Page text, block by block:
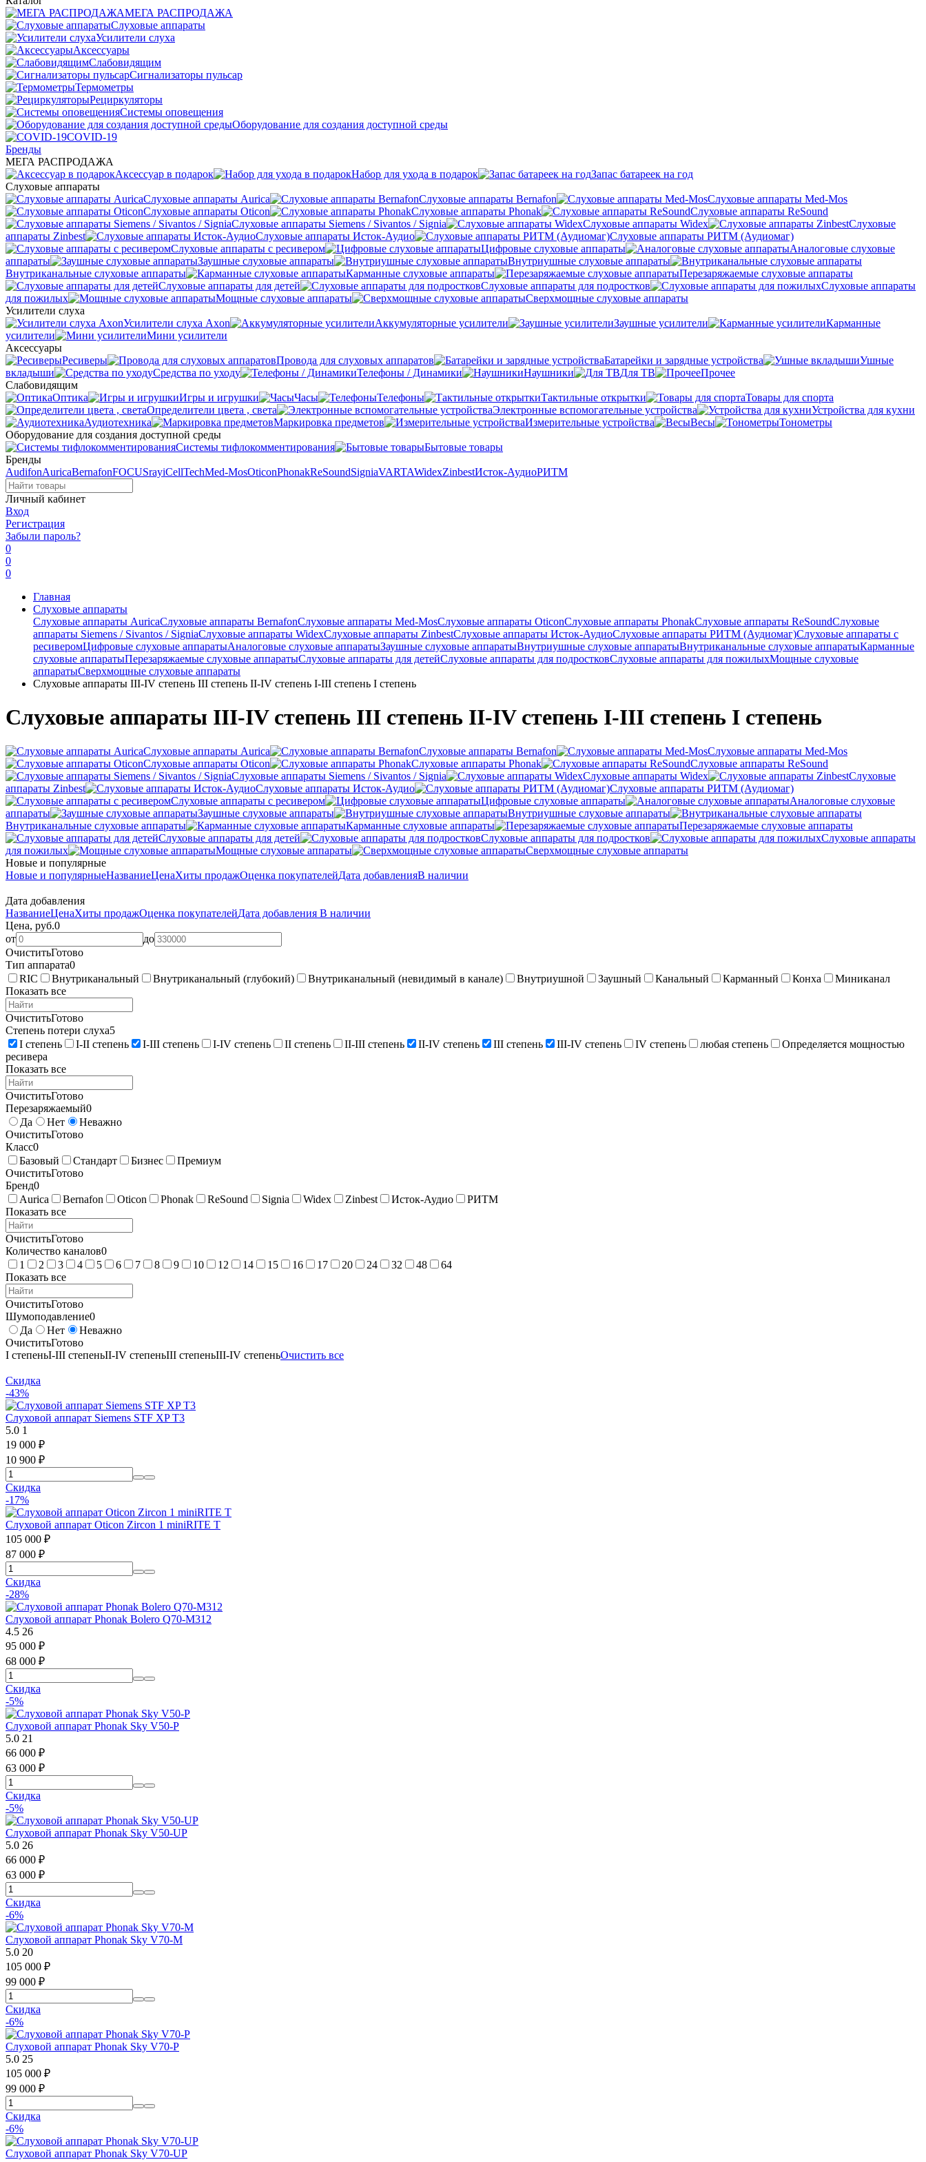
МЕГА РАСПРОДАЖА
Слуховые аппараты
Усилители слуха
Аксессуары
Слабовидящим
Сигнализаторы пульсар
Термометры
Рециркуляторы
Cистемы оповещения
Оборудование для создания доступной среды
COVID-19
Бренды
МЕГА РАСПРОДАЖА
Аксессуар в подарок
Набор для ухода в подарок
Запас батареек на год
Слуховые аппараты
Слуховые аппараты Aurica
Слуховые аппараты Bernafon
Слуховые аппараты Med-Mos
Слуховые аппараты Oticon
Слуховые аппараты Phonak
Слуховые аппараты ReSound
Слуховые аппараты Siemens / Sivantos / Signia
Слуховые аппараты Widex
Слуховые
аппараты Zinbest
Слуховые аппараты Исток-Аудио
Слуховые аппараты РИТМ (Аудиомаг)
Слуховые аппараты с ресивером
Цифровые слуховые аппараты
Аналоговые слуховые
аппараты
Заушные слуховые аппараты
Внутриушные слуховые аппараты
Внутриканальные слуховые аппараты
Карманные слуховые аппараты
Перезаряжаемые слуховые аппараты
Слуховые аппараты для детей
Слуховые аппараты для подростков
Слуховые аппараты
для пожилых
Мощные слуховые аппараты
Сверхмощные слуховые аппараты
Усилители слуха
Усилители слуха Axon
Аккумуляторные усилители Заушные усилители
Карманные
усилители
Мини усилители
Аксессуары
Ресиверы
Провода для слуховых аппаратов Батарейки и зарядные устройства
Ушные
вкладыши
Средства по уходу Телефоны / Динамики Наушники Для ТВ
Прочее
Слабовидящим
Оптика
Игры и игрушки Часы Телефоны Тактильные открытки
Товары для спорта
Определители цвета , света
Электронные вспомогательные устройства
Устройства для кухни
Аудиотехника
Маркировка предметов Измерительные устройства Весы
Тонометры
Оборудование для создания доступной среды
Системы тифлокомментирования
Бытовые товары
Бренды
AudifonAuricaBernafonFOCUSrayiCellTechMed-MosOticonPhonakReSoundSigniaVARTAWidexZinbestИсток-АудиоРИТМ
Личный кабинет
Вход
Регистрация
Забыли пароль?
0
0
0
Главная
Слуховые аппараты
Слуховые аппараты AuricaСлуховые аппараты BernafonСлуховые аппараты Med-MosСлуховые аппараты OticonСлуховые аппараты PhonakСлуховые аппараты ReSoundСлуховые
аппараты Siemens / Sivantos / SigniaСлуховые аппараты WidexСлуховые аппараты ZinbestСлуховые аппараты Исток-АудиоСлуховые аппараты РИТМ (Аудиомаг)Слуховые аппараты с
ресиверомЦифровые слуховые аппаратыАналоговые слуховые аппаратыЗаушные слуховые аппаратыВнутриушные слуховые аппаратыВнутриканальные слуховые аппаратыКарманные
слуховые аппаратыПерезаряжаемые слуховые аппаратыСлуховые аппараты для детейСлуховые аппараты для подростковСлуховые аппараты для пожилыхМощные слуховые
аппаратыСверхмощные слуховые аппараты
Слуховые аппараты III-IV степень III степень II-IV степень I-III степень I степень
Слуховые аппараты III-IV степень III степень II-IV степень I-III степень I степень
Слуховые аппараты Aurica Слуховые аппараты Bernafon
Слуховые аппараты Med-Mos
Слуховые аппараты Oticon
Слуховые аппараты Phonak
Слуховые аппараты ReSound
Слуховые аппараты Siemens / Sivantos / Signia
Слуховые аппараты Widex
Слуховые
аппараты Zinbest
Слуховые аппараты Исток-Аудио
Слуховые аппараты РИТМ (Аудиомаг)
Слуховые аппараты с ресивером
Цифровые слуховые аппараты
Аналоговые слуховые
аппараты
Заушные слуховые аппараты
Внутриушные слуховые аппараты
Внутриканальные слуховые аппараты
Карманные слуховые аппараты
Перезаряжаемые слуховые аппараты
Слуховые аппараты для детей
Слуховые аппараты для подростков
Слуховые аппараты
для пожилых
Мощные слуховые аппараты
Сверхмощные слуховые аппараты
Новые и популярные
Новые и популярныеНазваниеЦенаХиты продажОценка покупателейДата добавленияВ наличии
Дата добавления
НазваниеЦенаХиты продажОценка покупателейДата добавления В наличии
Цена, руб.0
от
до
ОчиститьГотово
Тип аппарата0
RIC
Внутриканальный Внутриканальный (глубокий) Внутриканальный (невидимый в канале) Внутриушной Заушный Канальный Карманный Конха
Миниканал
Показать все
ОчиститьГотово
Степень потери слуха5
I степень
I-II степень I-III степень I-IV степень II степень II-III степень II-IV степень III степень III-IV степень IV степень любая степень
Определяется мощностью
ресивера
Показать все
ОчиститьГотово
Перезаряжаемый0
Да
Нет
Неважно
ОчиститьГотово
Класс0
Базовый
Стандарт Бизнес
Премиум
ОчиститьГотово
Бренд0
Aurica
Bernafon Oticon Phonak ReSound Signia Widex Zinbest Исток-Аудио
РИТМ
Показать все
ОчиститьГотово
Количество каналов0
1
2 3 4 5 6 7 8 9 10 12 14 15 16 17 20 24 32 48
64
Показать все
ОчиститьГотово
Шумоподавление0
Да
Нет
Неважно
ОчиститьГотово
I степеньI-III степеньII-IV степеньIII степеньIII-IV степеньОчистить все
Скидка
-43%
Слуховой аппарат Siemens STF XP T3
5.0 1
19 000 ₽
10 900 ₽
Скидка
-17%
Слуховой аппарат Oticon Zircon 1 miniRITE T
105 000 ₽
87 000 ₽
Скидка
-28%
Слуховой аппарат Phonak Bolero Q70-M312
4.5 26
95 000 ₽
68 000 ₽
Скидка
-5%
Слуховой аппарат Phonak Sky V50-P
5.0 21
66 000 ₽
63 000 ₽
Скидка
-5%
Слуховой аппарат Phonak Sky V50-UP
5.0 26
66 000 ₽
63 000 ₽
Скидка
-6%
Слуховой аппарат Phonak Sky V70-M
5.0 20
105 000 ₽
99 000 ₽
Скидка
-6%
Слуховой аппарат Phonak Sky V70-P
5.0 25
105 000 ₽
99 000 ₽
Скидка
-6%
Слуховой аппарат Phonak Sky V70-UP